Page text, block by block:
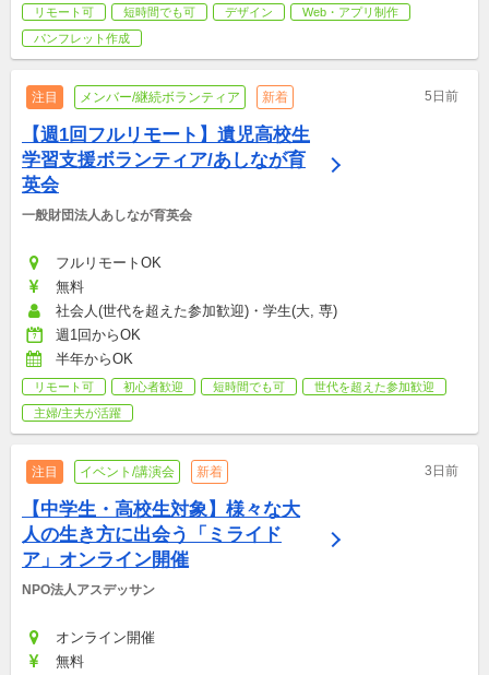
リモート可 短時間でも可 デザイン
Web・アプリ制作
パンフレット作成
注目 メンバー/継続ボランティア 新着 5日前
【週1回フルリモート】遺児高校生
学習支援ボランティア/あしなが育
英会
一般財団法人あしなが育英会
フルリモートOK
無料
社会人(世代を超えた参加歓迎)・学生(大, 専)
週1回からOK
半年からOK
リモート可 初心者歓迎 短時間でも可
世代を超えた参加歓迎
主婦/主夫が活躍
注目 イベント/講演会 新着 3日前
【中学生・高校生対象】様々な大
人の生き方に出会う「ミライド
ア」オンライン開催
NPO法人アスデッサン
オンライン開催
無料